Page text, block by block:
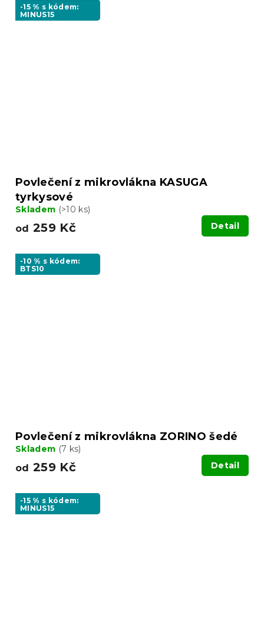
-15 % s kódem:
MINUS15
Povlečení z mikrovlákna KASUGA
tyrkysové
Skladem (>10 ks)
od 259 Kč Detail
-10 % s kódem:
BTS10
Povlečení z mikrovlákna ZORINO šedé
Skladem (7 ks)
od 259 Kč Detail
-15 % s kódem:
MINUS15